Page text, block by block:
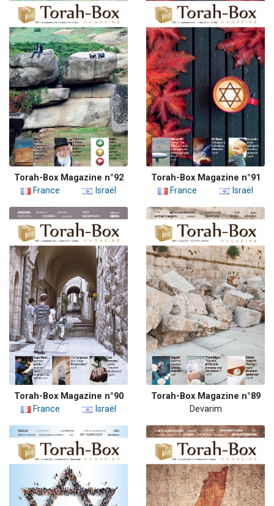
Torah-Box Magazine n°92
France
Israël
Torah-Box Magazine n°91
France
Israël
Torah-Box Magazine n°90
France
Israël
Torah-Box Magazine n°89
Devarim